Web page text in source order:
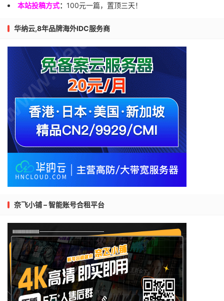
本站投稿方式： 100元一篇，置顶三天！
华纳云,8年品牌海外IDC服务商
奈飞小铺 – 智能账号合租平台